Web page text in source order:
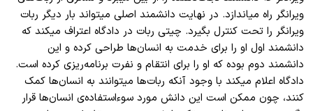
ویرانگر راه میاندازد. در نهایت دانشمند اصلی میتواند بار دیگر ربات
ویرانگر را تحت کنترل بگیرد. چیتی ربات در دادگاه اعتراف میکند که
دانشمند اول او را برای خدمت به انسانها طراحی کرده و این
دانشمند دوم بوده که او را برای انتقام و نفرت برنامهریزی کرده است.
دادگاه اعلام میکند با وجود آنکه رباتها میتوانند به انسانها کمک
کنند، چون ممکن است این دانش مورد سوءاستفادهی انسانها قرار